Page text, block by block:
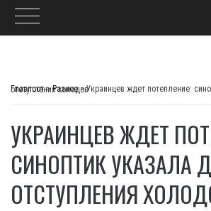
Главпост>Разное>
Украинцев ждет потепление: синоптик указала дату отступления холодов
УКРАИНЦЕВ ЖДЕТ
СИНОПТИК УКАЗАЛА
ОТСТУПЛЕНИЯ